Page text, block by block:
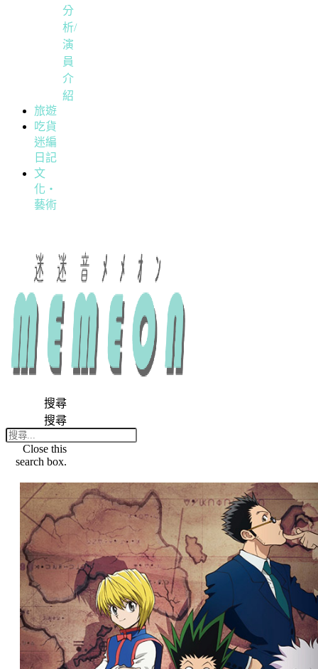
分
析/
演
員
介
紹
旅遊
吃貨
迷編
日記
文
化・
藝術
搜尋
搜尋
Close this
search box.